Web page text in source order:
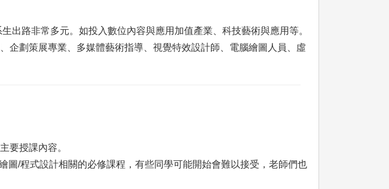
出路非常多元。如投入數位內容與應用加值產業、科技藝術與應用等。
企劃策展專業、多媒體藝術指導、視覺特效設計師、電腦繪圖人員、虛
要授課內容。
/程式設計相關的必修課程，有些同學可能開始會難以接受，老師們也